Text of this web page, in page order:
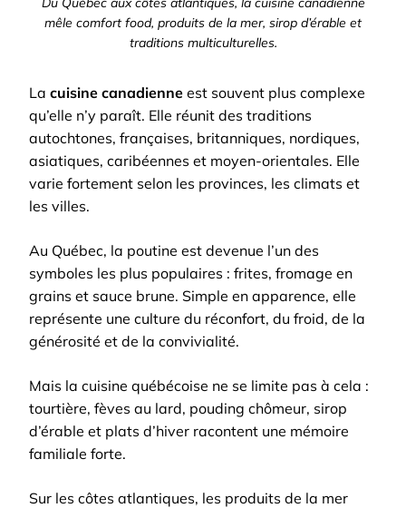
mêle comfort food, produits de la mer, sirop d’érable et
traditions multiculturelles.
La cuisine canadienne est souvent plus complexe
qu’elle n’y paraît. Elle réunit des traditions
autochtones, françaises, britanniques, nordiques,
asiatiques, caribéennes et moyen-orientales. Elle
varie fortement selon les provinces, les climats et
les villes.
Au Québec, la poutine est devenue l’un des
symboles les plus populaires : frites, fromage en
grains et sauce brune. Simple en apparence, elle
représente une culture du réconfort, du froid, de la
générosité et de la convivialité.
Mais la cuisine québécoise ne se limite pas à cela :
tourtière, fèves au lard, pouding chômeur, sirop
d’érable et plats d’hiver racontent une mémoire
familiale forte.
Sur les côtes atlantiques, les produits de la mer